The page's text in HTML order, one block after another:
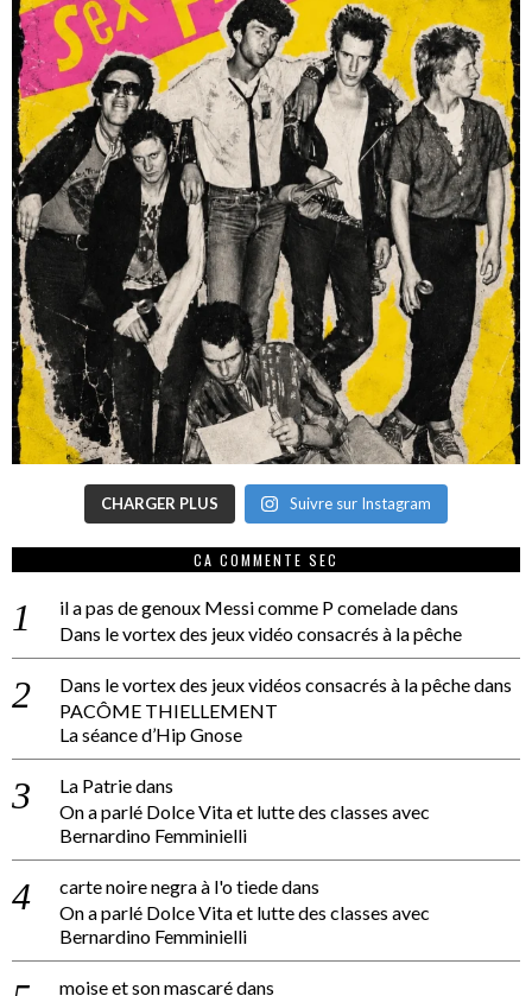
CHARGER PLUS Suivre sur Instagram
CA COMMENTE SEC
il a pas de genoux Messi comme P comeladedans
Dans le vortex des jeux vidéo consacrés à la pêche
Dans le vortex des jeux vidéos consacrés à la pêchedans
PACÔME THIELLEMENT
La séance d’Hip Gnose
La Patriedans
On a parlé Dolce Vita et lutte des classes avec
Bernardino Femminielli
carte noire negra à l'o tiededans
On a parlé Dolce Vita et lutte des classes avec
Bernardino Femminielli
moise et son mascarédans